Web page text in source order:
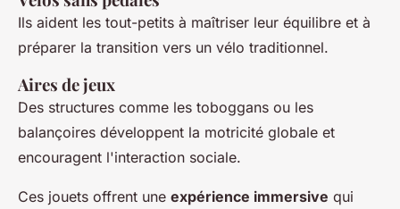
Ils aident les tout-petits à maîtriser leur équilibre et à
préparer la transition vers un vélo traditionnel.
Aires de jeux
Des structures comme les toboggans ou les
balançoires développent la motricité globale et
encouragent l'interaction sociale.
Ces jouets offrent une expérience immersive qui